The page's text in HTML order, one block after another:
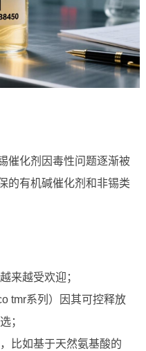
催化剂因毒性问题逐渐被
的有机碱催化剂和非锡类
来越受欢迎；
tmr系列）因其可控释放
；
比如基于天然氨基酸的